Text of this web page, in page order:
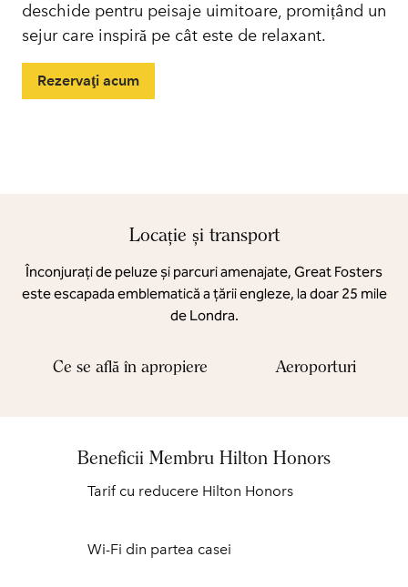
deschide pentru peisaje uimitoare, promițând un
sejur care inspiră pe cât este de relaxant.
Rezervaţi acum
Locație și transport
Înconjurați de peluze și parcuri amenajate, Great Fosters
este escapada emblematică a țării engleze, la doar 25 mile
de Londra.
Ce se află în apropiere Aeroporturi
Beneficii Membru Hilton Honors
Tarif cu reducere Hilton Honors
Wi-Fi din partea casei